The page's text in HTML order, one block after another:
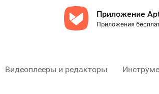
Приложение
Приложения
Видеоплееры и редакторы